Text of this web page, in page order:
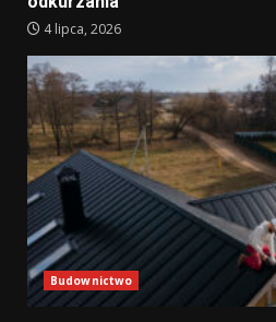
4 lipca, 2026
Budownictwo